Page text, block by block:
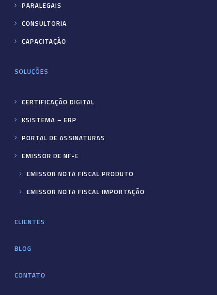
PARALEGAIS
CONSULTORIA
CAPACITAÇÃO
SOLUÇÕES
CERTIFICAÇÃO DIGITAL
KSISTEMA – ERP
PORTAL DE ASSINATURAS
EMISSOR DE NF-E
EMISSOR NOTA FISCAL PRODUTO
EMISSOR NOTA FISCAL IMPORTAÇÃO
CLIENTES
BLOG
CONTATO